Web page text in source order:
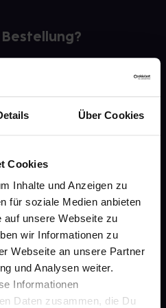
Über Cookies
Cookies
Inhalte und Anzeigen zu
für soziale Medien anbieten
auf unsere Webseite zu
wir Informationen zu
Webseite an unsere Partner
und Analysen weiter.
Informationen
Daten zusammen, die Du